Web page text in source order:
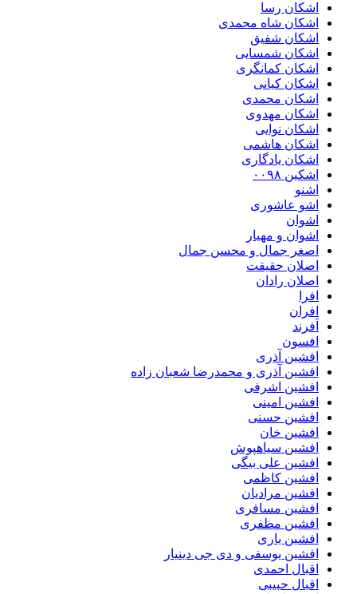
اشکان رسا
اشکان شاه محمدی
اشکان شفیق
اشکان شمسایی
اشکان‌ کمانگری
اشکان کیانی
اشکان محمدی
اشکان مهدوی
اشکان نوایی
اشکان هاشمی
اشکان یادگاری
اشکین ۰۰۹۸
اشنو
اشو عاشوری
اشوان
اشوان و مهیار
اصغر جمال و محسن جمال
اصلان حقیقت
اصلان رادان
افرا
افران
اَفرند
افسون
افشین آذری
افشین آذری و محمدرضا شعبان زاده
افشین اشرفی
افشین امینی
افشین حسنی
افشین خان
افشین سیاهپوش
افشین علی بیگی
افشین کاظمی
افشین مرادیان
افشین مسافری
افشین مظفری
افشین یاری
افشین یوسفی و دی جی دینیار
اقبال احمدی
اقبال حبیبی